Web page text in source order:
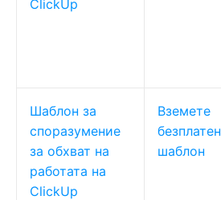
ClickUp
Шаблон за
споразумение
за обхват на
работата на
ClickUp
Вземете
безплатен
шаблон